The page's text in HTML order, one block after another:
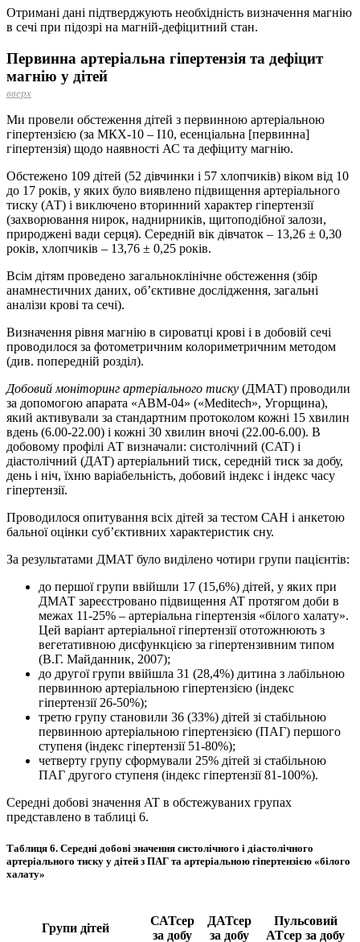
Отримані дані підтверджують необхідність визначення магнію
в сечі при підозрі на магній-дефіцитний стан.
Первинна артеріальна гіпертензія та дефіцит
магнію у дітей
вверх
Ми провели обстеження дітей з первинною артеріальною
гіпертензією (за МКХ-10 – I10, есенціальна [первинна]
гіпертензія) щодо наявності АС та дефіциту магнію.
Обстежено 109 дітей (52 дівчинки і 57 хлопчиків) віком від 10
до 17 років, у яких було виявлено підвищення артеріального
тиску (АТ) і виключено вторинний характер гіпертензії
(захворювання нирок, наднирників, щитоподібної залози,
природжені вади серця). Середній вік дівчаток – 13,26 ± 0,30
років, хлопчиків – 13,76 ± 0,25 років.
Всім дітям проведено загальноклінічне обстеження (збір
анамнестичних даних, об’єктивне дослідження, загальні
аналізи крові та сечі).
Визначення рівня магнію в сироватці крові і в добовій сечі
проводилося за фотометричним колориметричним методом
(див. попередній розділ).
Добовий моніторинг артеріального тиску (ДМАТ) проводили
за допомогою апарата «АВМ-04» («Meditech», Угорщина),
який активували за стандартним протоколом кожні 15 хвилин
вдень (6.00-22.00) і кожні 30 хвилин вночі (22.00-6.00). В
добовому профілі АТ визначали: систолічний (CAT) і
діастолічний (ДАТ) артеріальний тиск, середній тиск за добу,
день і ніч, їхню варіабельність, добовий індекс і індекс часу
гіпертензії.
Проводилося опитування всіх дітей за тестом САН і анкетою
бальної оцінки суб’єктивних характеристик сну.
За результатами ДМАТ було виділено чотири групи пацієнтів:
до першої групи ввійшли 17 (15,6%) дітей, у яких при
ДМАТ зареєстровано підвищення AT протягом доби в
межах 11-25% – артеріальна гіпертензія «білого халату».
Цей варіант артеріальної гіпертензії ототожнюють з
вегетативною дисфункцією за гіпертензивним типом
(В.Г. Майданник, 2007);
до другої групи ввійшла 31 (28,4%) дитина з лабільною
первинною артеріальною гіпертензією (індекс
гіпертензії 26-50%);
третю групу становили 36 (33%) дітей зі стабільною
первинною артеріальною гіпертензією (ПАГ) першого
ступеня (індекс гіпертензії 51-80%);
четверту групу сформували 25% дітей зі стабільною
ПАГ другого ступеня (індекс гіпертензії 81-100%).
Середні добові значення AT в обстежуваних групах
представлено в таблиці 6.
Таблиця 6. Середні добові значення систолічного і діастолічного
артеріального тиску у дітей з ПАГ та артеріальною гіпертензією «білого
халату»
Групи дітей
САТсер
за добу
ДАТсер
за добу
Пульсовий
ATсер за добу